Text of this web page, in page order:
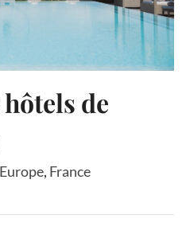
de
Europe, France